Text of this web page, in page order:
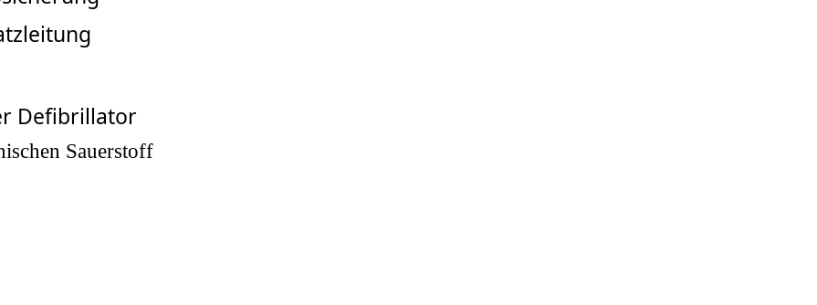
Defibrillator
Sauerstoff